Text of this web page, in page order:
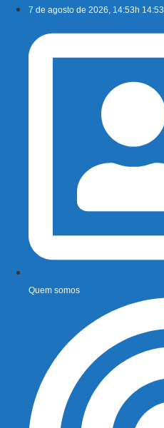
conteúdo
7 de agosto de 2026, 14:53h 14:53
Quem somos